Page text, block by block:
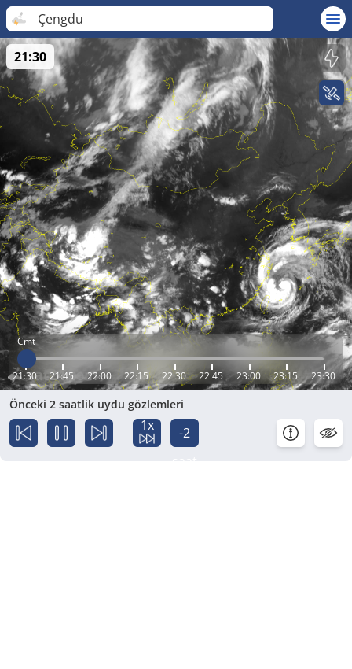
Çengdu
Cmt
21:30 21:45 22:00 22:15 22:30 22:45 23:00 23:15 23:30
21:30
Önceki 2 saatlik uydu gözlemleri
1x
-2